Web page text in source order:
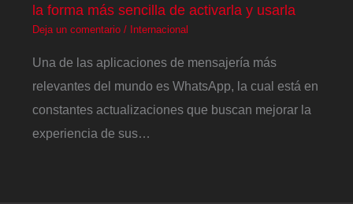
la forma más sencilla de activarla y usarla
Deja un comentario / Internacional
Una de las aplicaciones de mensajería más
relevantes del mundo es WhatsApp, la cual está en
constantes actualizaciones que buscan mejorar la
experiencia de sus…